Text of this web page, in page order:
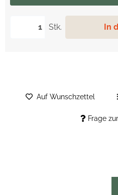
Stk. In
Frage
Auf Wunschzettel